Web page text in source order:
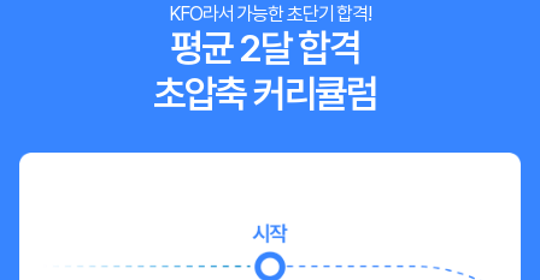
KFO라서 가능한 초단기 합격!
평균 2달 합격
초압축 커리큘럼